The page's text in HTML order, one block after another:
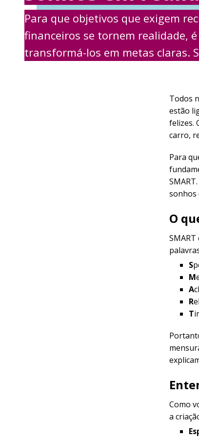
Para que objetivos que exigem
financeiros se tornem realidade,
transformá-los em metas claras.
Todos
estão
felizes.
carro,
Para
sonhos
O
S
M
A
R
T
Como
a